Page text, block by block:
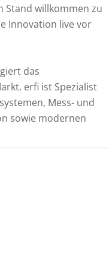
Stand willkommen zu
Innovation live vor
das
erfi ist Spezialist
Mess- und
sowie modernen